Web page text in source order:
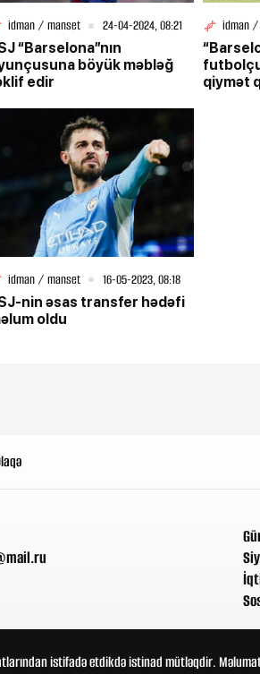
idman / manset
24-04-2024, 08:21
“Barselona”nın
böyük məbləğ
edir
idman
qiymət
idman / manset
16-05-2023, 08:18
nin əsas transfer hədəfi
oldu
istifadə etdikdə istinad mütləqdir.